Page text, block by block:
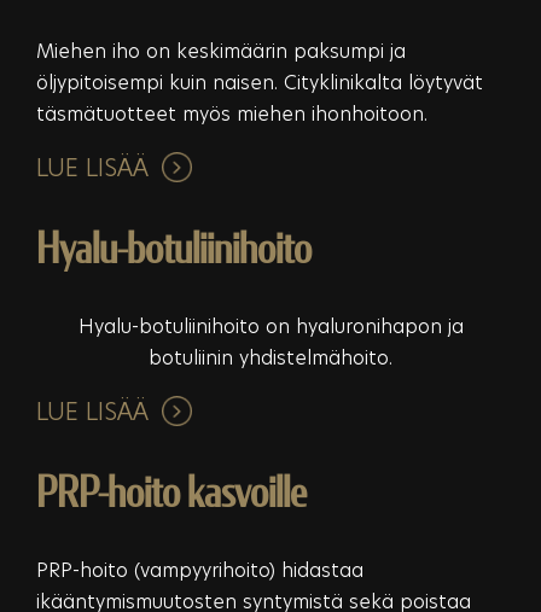
Miehen iho on keskimäärin paksumpi ja
öljypitoisempi kuin naisen. Cityklinikalta löytyvät
täsmätuotteet myös miehen ihonhoitoon.
LUE LISÄÄ
Hyalu-botuliinihoito
Hyalu-botuliinihoito on hyaluronihapon ja
botuliinin yhdistelmähoito.
LUE LISÄÄ
PRP-hoito kasvoille
PRP-hoito (vampyyrihoito) hidastaa
ikääntymismuutosten syntymistä sekä poistaa